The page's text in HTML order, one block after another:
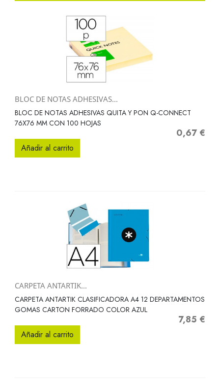
BLOC DE NOTAS ADHESIVAS...
BLOC DE NOTAS ADHESIVAS QUITA Y PON Q-CONNECT
76X76 MM CON 100 HOJAS
Precio
0,67 €
Añadir al carrito
CARPETA ANTARTIK...
CARPETA ANTARTIK CLASIFICADORA A4 12 DEPARTAMENTOS
GOMAS CARTON FORRADO COLOR AZUL
Precio
7,85 €
Añadir al carrito